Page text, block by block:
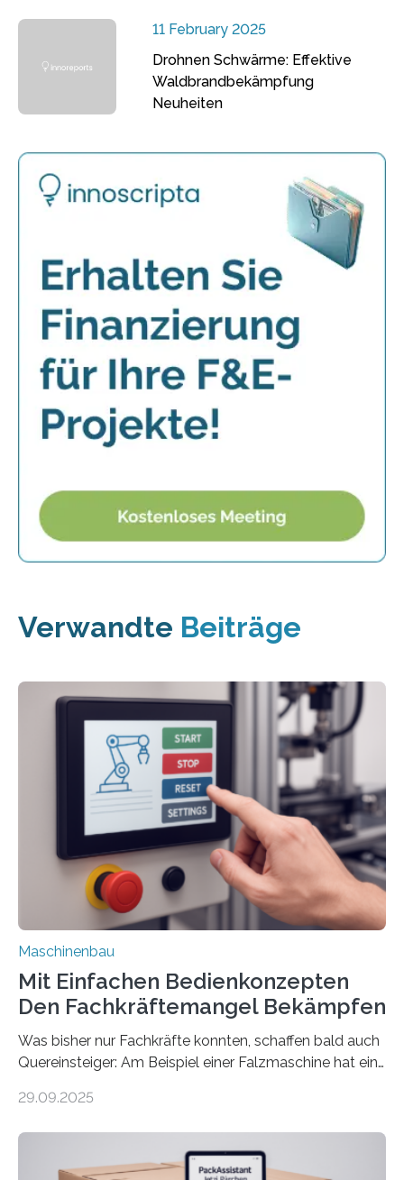
11 February 2025
Drohnen Schwärme: Effektive
Waldbrandbekämpfung
Neuheiten
Verwandte Beiträge
Maschinenbau
Mit Einfachen Bedienkonzepten
Den Fachkräftemangel Bekämpfen
Was bisher nur Fachkräfte konnten, schaffen bald auch
Quereinsteiger: Am Beispiel einer Falzmaschine hat ein
Mensch-Maschine-Schnittstelle so sehr vereinfacht,
Die zugrunde liegende Methodik lässt sich auf alle
anderen Maschinen übertragen. Eine Falzmaschine
29.09.2025